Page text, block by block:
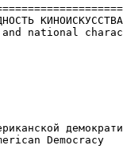
КИНОИСКУССТВА
national
Democracy